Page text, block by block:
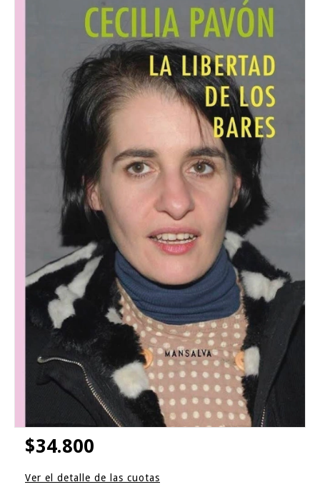
$34.800
Ver el detalle de las cuotas